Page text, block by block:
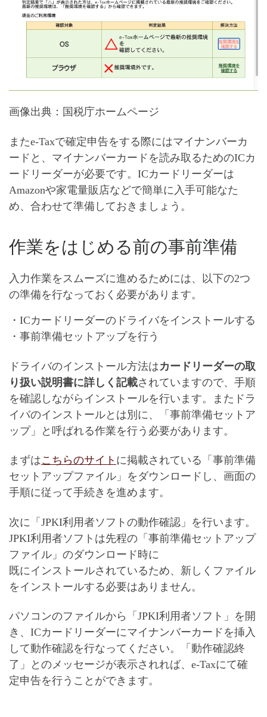
画像出典：国税庁ホームページ
またe-Taxで確定申告をする際にはマイナンバーカ
ード と、マイナンバーカードを読み取るためのICカ
ードリーダーが必要です。ICカードリーダーは
Amazonや家電量販店などで簡単に入手可能なた
め、合わせて準備しておきましょう。
作業をはじめる前の事前準備
入力作業をスムーズに進めるためには、以下の2つ
の準備を行なっておく必要があります。
・ICカードリーダーのドライバをインストールする
・事前準備セットアップを行う
ドライバのインストール方法はカードリーダーの取
り扱い説明書に詳しく記載されていますので、手順
を確認しながらインストールを行います。またドラ
イバのインストールとは別に、「事前準備セットア
ップ」と呼ばれる作業を行う必要があります。
まずはこちらのサイト に掲載されている「事前準備
セットアップファイル」をダウンロードし、画面の
手順に従って手続きを進めます。
次に「JPKI利用者ソフトの動作確認」を行います。
JPKI利用者ソフトは先程の「事前準備セットアップ
ファイル」のダウンロード時に
既にインストールされているため、新しくファイル
をインストールする必要はありません。
パソコンのファイルから「JPKI利用者ソフト」を開
き、ICカードリーダーにマイナンバーカードを挿入
して動作確認を行なってください。
「動作確認終
了」とのメッセージが表示されれば、e-Taxにて確
定申告を行うことができます。